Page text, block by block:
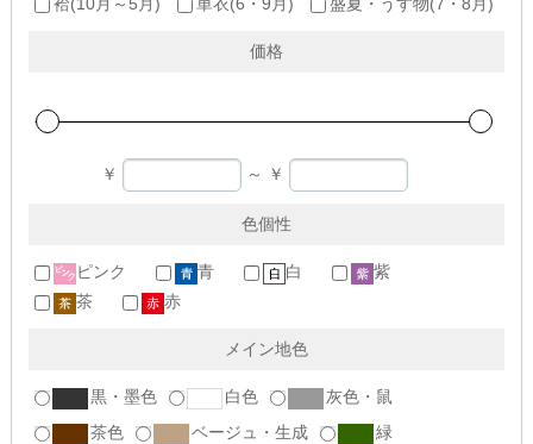
袷(10月～5月) 単衣(6・9月) 盛夏・うす物(7・8月)
価格
￥ ～ ￥
色個性
ピンク 青 白
紫
茶
赤
メイン地色
黒・墨色 白色
灰色・鼠
茶色
ベージュ・生成
緑